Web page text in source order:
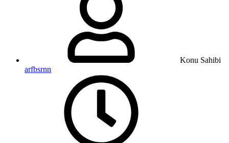
Konu Sahibi
arfbsrnn